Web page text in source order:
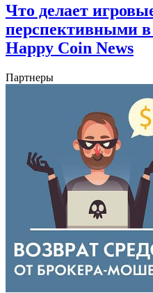
Что делает
перспективными
Happy Coin News
Партнеры